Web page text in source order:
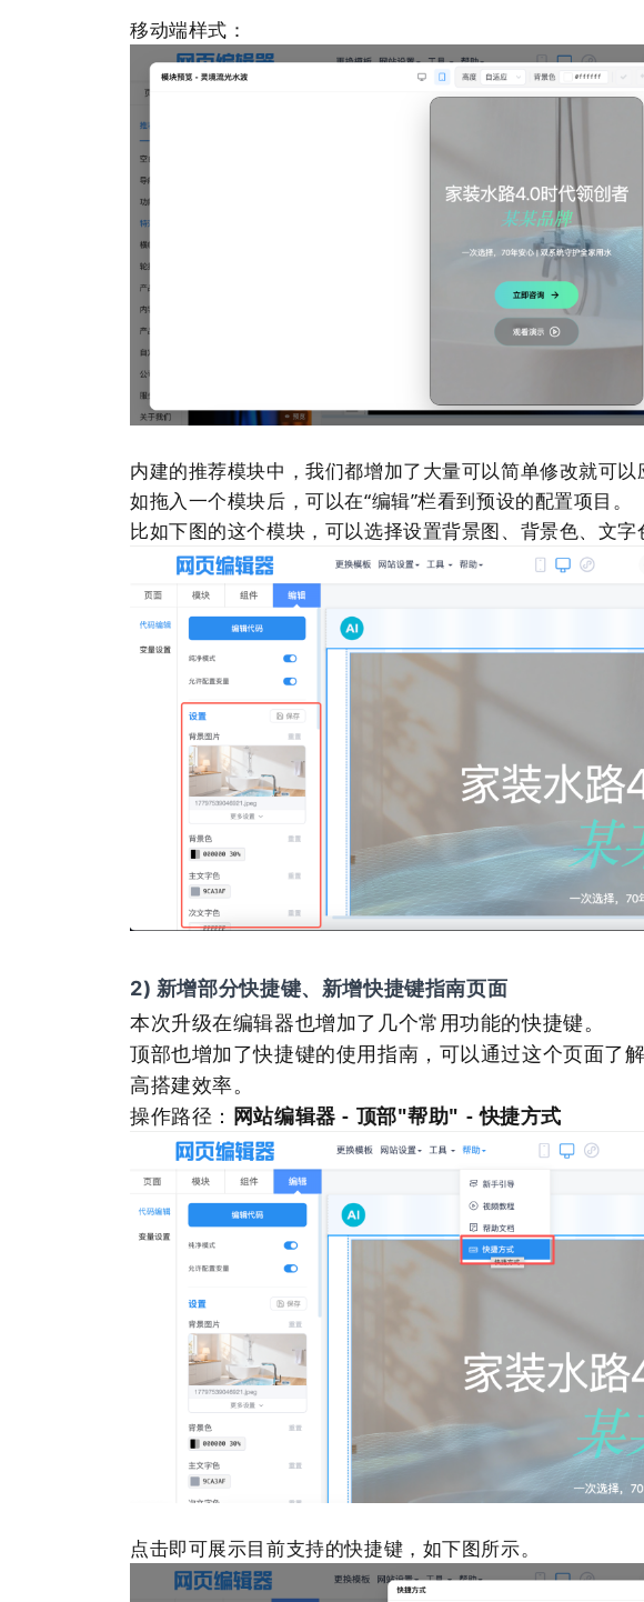
移动端样式：
内建的推荐模块中，我们都增加了大量可以简单修改就可以
如拖入一个模块后，可以在“编辑”栏看到预设的配置项目。
比如下图的这个模块，可以选择设置背景图、背景色、文字
2) 新增部分快捷键、新增快捷键指南页面
本次升级在编辑器也增加了几个常用功能的快捷键。
顶部也增加了快捷键的使用指南，可以通过这个页面了
高搭建效率。
操作路径： 网站编辑器 - 顶部"帮助" - 快捷方式
点击即可展示目前支持的快捷键，如下图所示。